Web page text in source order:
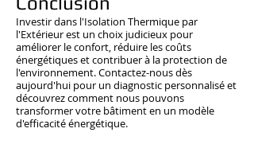
Investir dans l'Isolation Thermique par
l'Extérieur est un choix judicieux pour
améliorer le confort, réduire les coûts
énergétiques et contribuer à la protection de
l'environnement. Contactez-nous dès
aujourd'hui pour un diagnostic personnalisé et
découvrez comment nous pouvons
transformer votre bâtiment en un modèle
d'efficacité énergétique.